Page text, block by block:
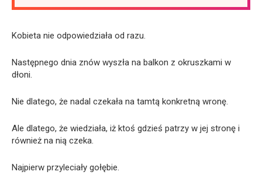
Kobieta nie odpowiedziała od razu.
Następnego dnia znów wyszła na balkon z okruszkami w
dłoni.
Nie dlatego, że nadal czekała na tamtą konkretną wronę.
Ale dlatego, że wiedziała, iż ktoś gdzieś patrzy w jej stronę i
również na nią czeka.
Najpierw przyleciały gołębie.